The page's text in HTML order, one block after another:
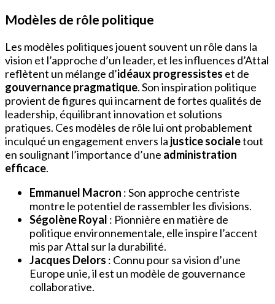
Modèles de rôle politique
Les modèles politiques jouent souvent un rôle dans la
vision et l’approche d’un leader, et les influences d’Attal
reflètent un mélange d’idéaux progressistes et de
gouvernance pragmatique. Son inspiration politique
provient de figures qui incarnent de fortes qualités de
leadership, équilibrant innovation et solutions
pratiques. Ces modèles de rôle lui ont probablement
inculqué un engagement envers la justice socialetout
en soulignant l’importance d’une administration
efficace.
Emmanuel Macron : Son approche centriste
montre le potentiel de rassembler les divisions.
Ségolène Royal : Pionnière en matière de
politique environnementale, elle inspire l’accent
mis par Attal sur la durabilité.
Jacques Delors : Connu pour sa vision d’une
Europe unie, il est un modèle de gouvernance
collaborative.